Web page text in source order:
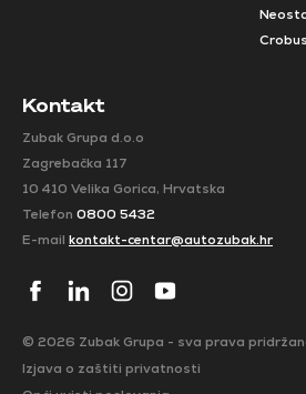
Crobus
Kontakt
Zubak Grupa d.o.o
Zagrebačka 117
10 410 Velika Gorica, Hrvatska
Telefon 0800 5432
E-mail kontakt-centar@autozubak.hr
© 2026 Zubak Grupa - sva prava
Izjava o zaštiti privatnosti